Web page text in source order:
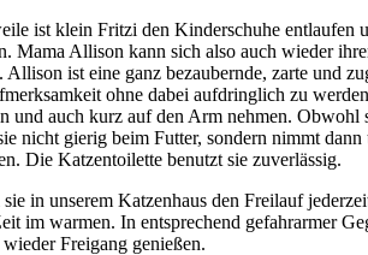
ist klein Fritzi den Kinderschuhe entlaufen
Mama Allison kann sich also auch wieder
Allison ist eine ganz bezaubernde, zarte und
ohne dabei aufdringlich zu
und auch kurz auf den Arm nehmen. Obwohl
nicht gierig beim Futter, sondern nimmt
Die Katzentoilette benutzt sie zuverlässig.
in unserem Katzenhaus den Freilauf
im warmen. In entsprechend gefahrarmer
Freigang genießen.